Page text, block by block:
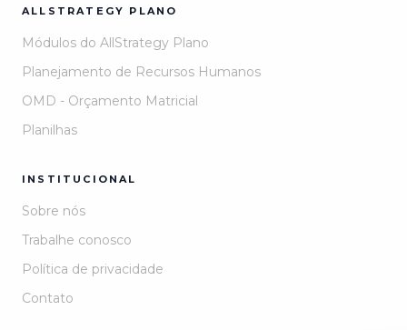
ALLSTRATEGY PLANO
Módulos do AllStrategy Plano
Planejamento de Recursos Humanos
OMD - Orçamento Matricial
Planilhas
INSTITUCIONAL
Sobre nós
Trabalhe conosco
Política de privacidade
Contato